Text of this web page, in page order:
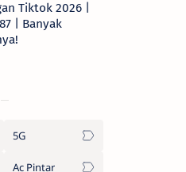
Tiktok 2026 |
| Banyak
5G
Ac Pintar